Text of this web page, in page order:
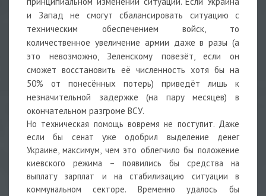
и Запад не смогут сбалансировать ситуацию с
техническим обеспечением войск, то
количественное увеличение армии даже в разы (а
это невозможно, Зеленскому повезёт, если он
сможет восстановить её численность хотя бы на
50% от понесённых потерь) приведёт лишь к
незначительной задержке (на пару месяцев) в
окончательном разгроме ВСУ.
Но техническая помощь вовремя не поступит. Даже
если бы сенат уже одобрил выделение денег
Украине, максимум, чем это облегчило бы положение
киевского режима – появились бы средства на
выплату зарплат и на стабилизацию ситуации в
коммунальном секторе. Временно удалось бы